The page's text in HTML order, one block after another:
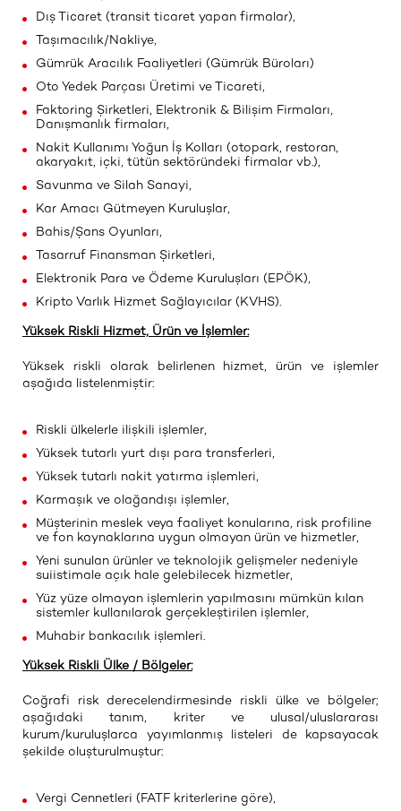
Dış Ticaret (transit ticaret yapan firmalar),
Taşımacılık/Nakliye,
Gümrük Aracılık Faaliyetleri (Gümrük Büroları)
Oto Yedek Parçası Üretimi ve Ticareti,
Faktoring Şirketleri, Elektronik & Bilişim Firmaları,
Danışmanlık firmaları,
Nakit Kullanımı Yoğun İş Kolları (otopark, restoran,
akaryakıt, içki, tütün sektöründeki firmalar vb.),
Savunma ve Silah Sanayi,
Kar Amacı Gütmeyen Kuruluşlar,
Bahis/Şans Oyunları,
Tasarruf Finansman Şirketleri,
Elektronik Para ve Ödeme Kuruluşları (EPÖK),
Kripto Varlık Hizmet Sağlayıcılar (KVHS).
Yüksek Riskli Hizmet, Ürün ve İşlemler:
Yüksek riskli olarak belirlenen hizmet, ürün ve işlemler
aşağıda listelenmiştir:
Riskli ülkelerle ilişkili işlemler,
Yüksek tutarlı yurt dışı para transferleri,
Yüksek tutarlı nakit yatırma işlemleri,
Karmaşık ve olağandışı işlemler,
Müşterinin meslek veya faaliyet konularına, risk profiline
ve fon kaynaklarına uygun olmayan ürün ve hizmetler,
Yeni sunulan ürünler ve teknolojik gelişmeler nedeniyle
suiistimale açık hale gelebilecek hizmetler,
Yüz yüze olmayan işlemlerin yapılmasını mümkün kılan
sistemler kullanılarak gerçekleştirilen işlemler,
Muhabir bankacılık işlemleri.
Yüksek Riskli Ülke / Bölgeler:
Coğrafi risk derecelendirmesinde riskli ülke ve bölgeler;
aşağıdaki tanım, kriter ve ulusal/uluslararası
kurum/kuruluşlarca yayımlanmış listeleri de kapsayacak
şekilde oluşturulmuştur:
Vergi Cennetleri (FATF kriterlerine göre),